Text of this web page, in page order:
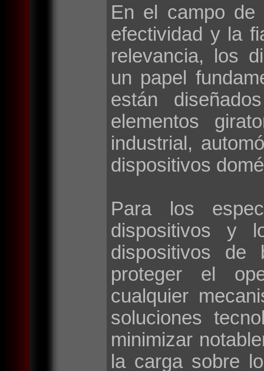
En el campo de
efectividad y la
relevancia, los
un papel
están
elementos
industrial,
dispositivos
Para los
dispositivos y
dispositivos de
proteger el
cualquier
soluciones
minimizar
la carga sobre